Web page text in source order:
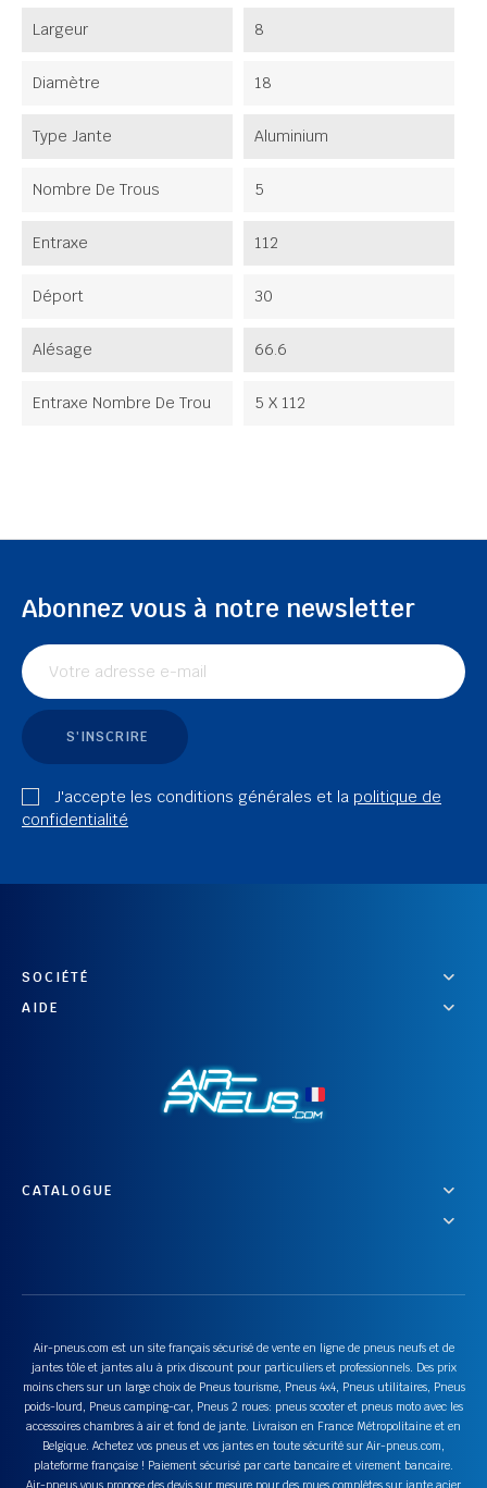
Largeur 8
Diamètre 18
Type Jante Aluminium
Nombre De Trous 5
Entraxe 112
Déport 30
Alésage 66.6
Entraxe Nombre De Trou 5 X 112
Abonnez vous à notre newsletter
S'INSCRIRE
J'accepte les conditions générales et la politique de
confidentialité
SOCIÉTÉ
AIDE
CATALOGUE
Air-pneus.com est un site français sécurisé de vente en ligne de pneus neufs et de
jantes tôle et jantes alu à prix discount pour particuliers et professionnels. Des prix
moins chers sur un large choix de Pneus tourisme, Pneus 4x4, Pneus utilitaires, Pneus
poids-lourd, Pneus camping-car, Pneus 2 roues: pneus scooter et pneus moto avec les
accessoires chambres à air et fond de jante. Livraison en France Métropolitaine et en
Belgique. Achetez vos pneus et vos jantes en toute sécurité sur Air-pneus.com,
plateforme française ! Paiement sécurisé par carte bancaire et virement bancaire.
Air-pneus vous propose des devis sur mesure pour des roues complètes sur jante acier